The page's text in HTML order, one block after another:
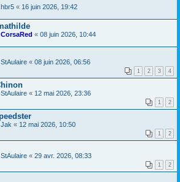
hbr5 « 16 juin 2026, 19:42
CorsaRed « 08 juin 2026, 10:44
StAulaire « 08 juin 2026, 06:56
1 2 3 4
StAulaire « 12 mai 2026, 23:36
1 2
Jak « 12 mai 2026, 10:50
1 2
StAulaire « 29 avr. 2026, 08:33
1 2